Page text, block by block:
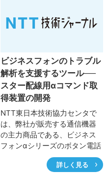
試験データの解析により光フ
た。ここでは、その概要と機
能等について紹介します。
ビジネスフォンのトラブル
解析を支援するツール──
スター配線用αコマンド取
得装置の開発
NTT東日本技術協力センタで
は、弊社が販売する通信機器
の主力商品である、ビジネス
フォンαシリーズのボタン電話
機のトラブルシューティング
のために、機器操作およびデ
詳しく見る